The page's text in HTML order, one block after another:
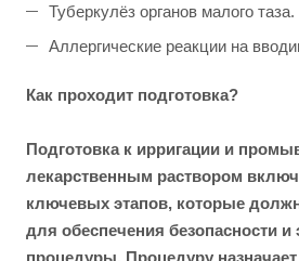
Туберкулёз органов малого таза.
Аллергические реакции на
Как проходит подготовка?
Подготовка к ирригации и
лекарственным раствором
ключевых этапов, которые
для обеспечения безопасности